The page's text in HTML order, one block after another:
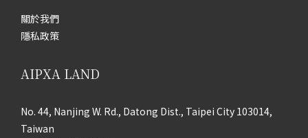
關於我們
隱私政策
AIPXA LAND
No. 44, Nanjing W. Rd., Datong Dist., Taipei City 103014,
Taiwan